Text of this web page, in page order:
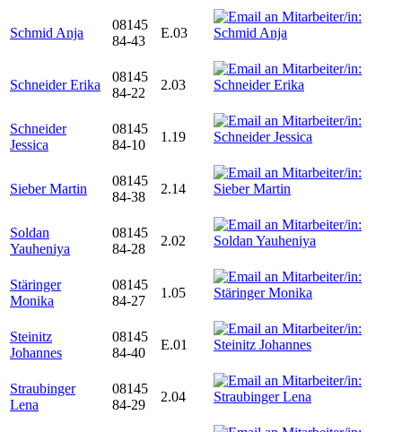
Schmid Anja
08145
84-43
E.03
Schneider Erika
08145
84-22
2.03
Schneider
Jessica
08145
84-10
1.19
Sieber Martin
08145
84-38
2.14
Soldan
Yauheniya
08145
84-28
2.02
Stäringer
Monika
08145
84-27
1.05
Steinitz
Johannes
08145
84-40
E.01
Straubinger
Lena
08145
84-29
2.04